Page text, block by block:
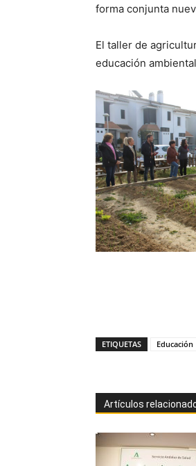
forma conjunta
El taller de
educación
ETIQUETAS Educación
Artículos